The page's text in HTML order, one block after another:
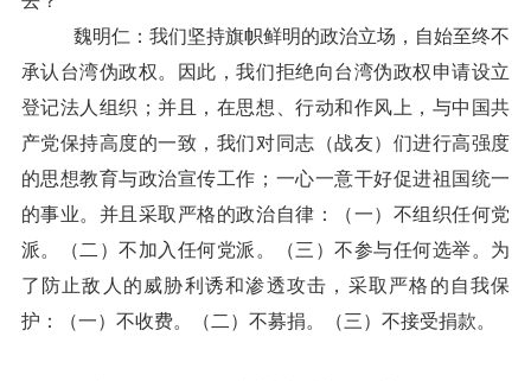
魏明仁：我们坚持旗帜鲜明的政治立场，自始至终不
承认台湾伪政权。因此，我们拒绝向台湾伪政权申请设立
登记法人组织；并且，在思想、行动和作风上，与中国共
产党保持高度的一致，我们对同志（战友）们进行高强度
的思想教育与政治宣传工作；一心一意干好促进祖国统一
的事业。并且采取严格的政治自律：（一）不组织任何党
派。（二）不加入任何党派。（三）不参与任何选举。为
了防止敌人的威胁利诱和渗透攻击，采取严格的自我保
护：（一）不收费。（二）不募捐。（三）不接受捐款。